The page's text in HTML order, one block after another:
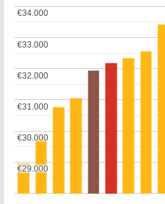
€29.000
€29.000
€30.000
€30.000
€31.000
€31.000
€32.000
€32.000
€33.000
€33.000
€34.000
€34.000